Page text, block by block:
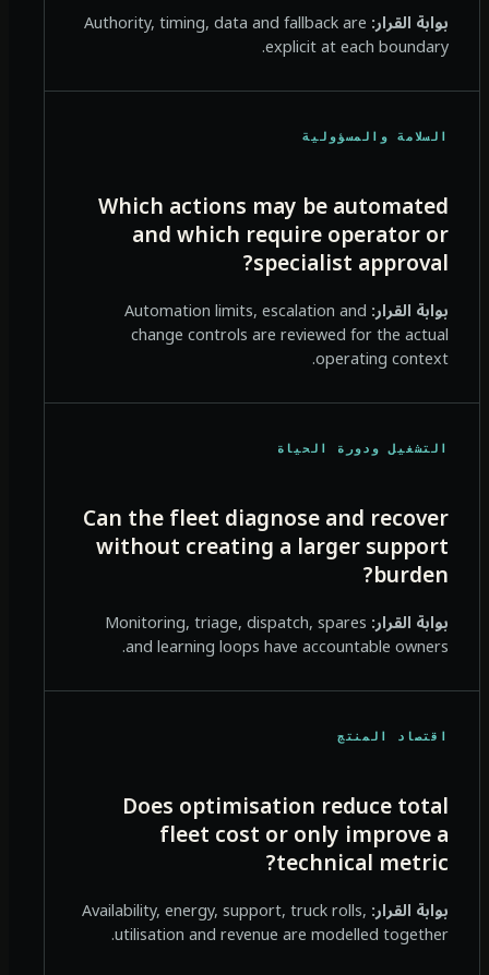
بوابة القرار:Authority, timing, data and fallback are
explicit at each boundary.
السلامة والمسؤولية
Which actions may be automated
and which require operator or
specialist approval?
بوابة القرار:Automation limits, escalation and
change controls are reviewed for the actual
operating context.
التشغيل ودورة الحياة
Can the fleet diagnose and recover
without creating a larger support
burden?
بوابة القرار:Monitoring, triage, dispatch, spares
and learning loops have accountable owners.
اقتصاد المنتج
Does optimisation reduce total
fleet cost or only improve a
technical metric?
بوابة القرار:Availability, energy, support, truck rolls,
utilisation and revenue are modelled together.